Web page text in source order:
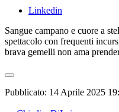
Linkedin
Sangue campano e cuore a
spettacolo con frequenti
brava gemelli non ama
Pubblicato: 14 Aprile 2025